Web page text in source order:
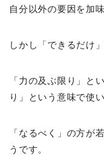
自分以外の要因を加
しかし「できるだけ
「力の及ぶ限り」と
り」という意味で使い
「なるべく」の方が
うです。